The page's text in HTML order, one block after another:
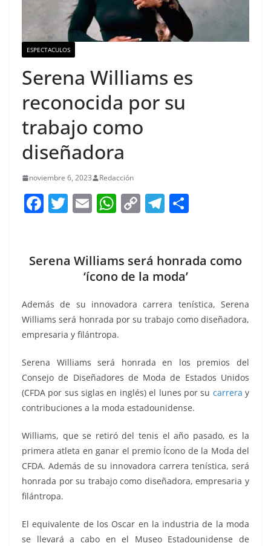
ESPECTACULOS
Serena Williams es
reconocida por su
trabajo como
diseñadora
noviembre 6, 2023 Redacción
F
e
o
o
k
T
er
E
l
W
s
A
p
p
C
y
Li
n
k
T
gr
a
m
e
Serena Williams será honrada como
‘ícono de la moda’
Además de su innovadora carrera tenística, Serena
Williams será honrada por su trabajo como diseñadora,
empresaria y filántropa.
Serena Williams será honrada en los premios del
Consejo de Diseñadores de Moda de Estados Unidos
(CFDA por sus siglas en inglés) el lunes por su carrera y
contribuciones a la moda estadounidense.
Williams, que se retiró del tenis el año pasado, es la
primera atleta en ganar el premio Ícono de la Moda del
CFDA. Además de su innovadora carrera tenística, será
honrada por su trabajo como diseñadora, empresaria y
filántropa.
El equivalente de los Oscar en la industria de la moda
se llevará a cabo en el Museo Estadounidense de